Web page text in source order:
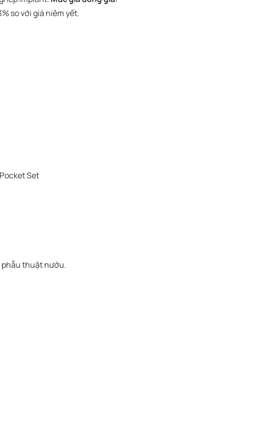
so với giá niêm yết.
Set
phẫu thuật nướu.